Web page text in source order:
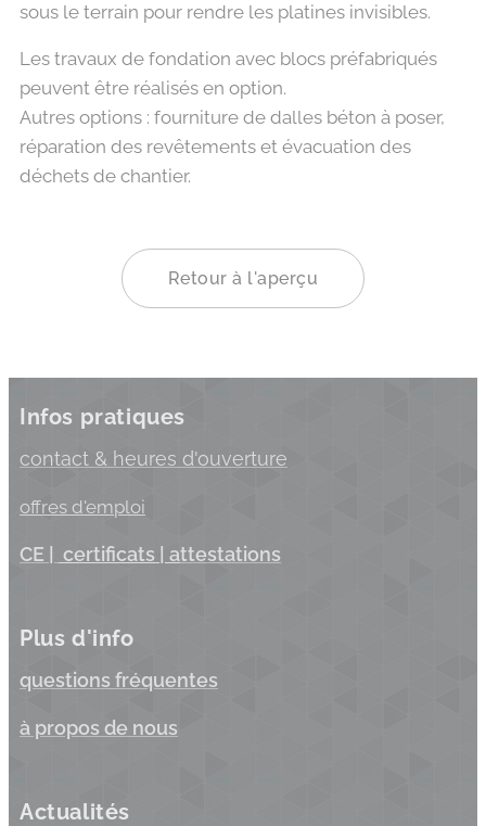
sous le terrain pour rendre les platines invisibles.
Les travaux de fondation avec blocs préfabriqués
peuvent être réalisés en option.
Autres options : fourniture de dalles béton à poser,
réparation des revêtements et évacuation des
déchets de chantier.
Retour à l'aperçu
Infos pratiques
contact & heures d'ouverture
offres d'emploi
CE | certificats | attestations
Plus d'info
questions fréquentes
à propos de nous
Actualités